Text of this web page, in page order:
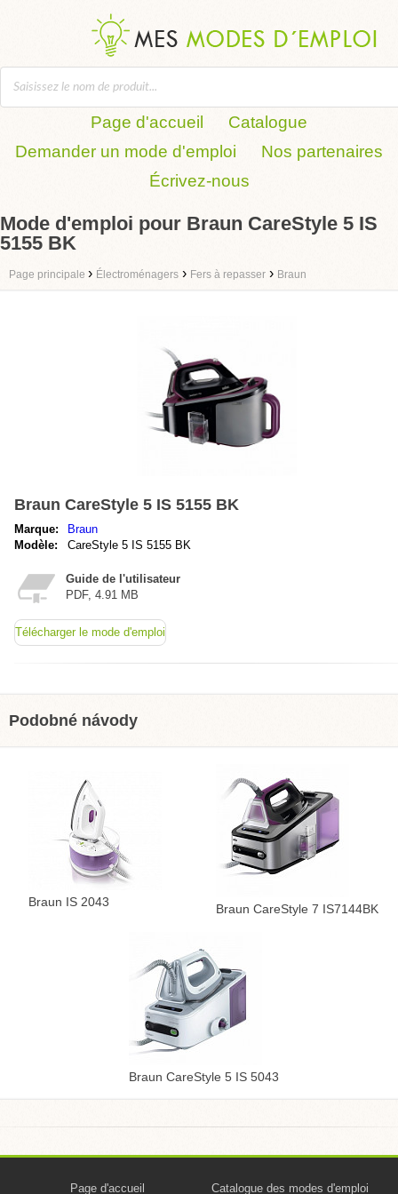
Page d'accueil
Catalogue
Demander un mode d'emploi
Nos partenaires
Écrivez-nous
Mode d'emploi pour Braun CareStyle 5 IS
5155 BK
Page principale › Électroménagers › Fers à repasser › Braun
Braun CareStyle 5 IS 5155 BK
Marque:
Braun
Modèle:
CareStyle 5 IS 5155 BK
Guide de l'utilisateur
PDF, 4.91 MB
Télécharger le mode d'emploi
Podobné návody
Braun IS 2043 Braun CareStyle 7 IS7144BK
Braun CareStyle 5 IS 5043
Page d'accueil Catalogue des modes d'emploi